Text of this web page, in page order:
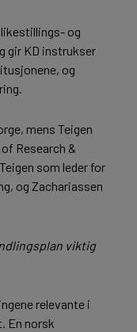
og
gir KD instrukser
og
mens Teigen
Research &
som leder for
og Zachariassen
viktig
relevante i
En norsk